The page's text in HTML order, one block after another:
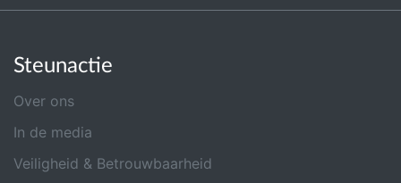
Steunactie
Over ons
In de media
Veiligheid & Betrouwbaarheid